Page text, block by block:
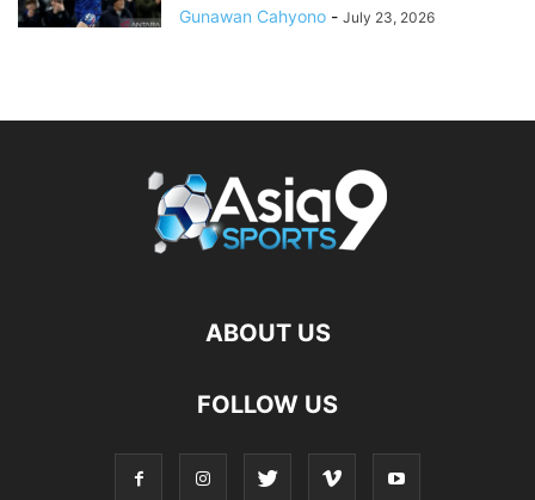
Gunawan Cahyono - July 23, 2026
ABOUT US
FOLLOW US